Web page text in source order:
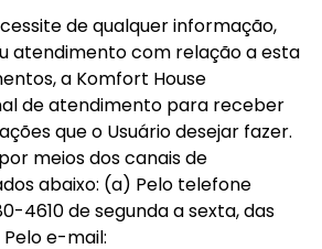
de qualquer informação,
atendimento com relação a esta
a Komfort House
de atendimento para receber
que o Usuário desejar fazer.
meios dos canais de
abaixo: (a) Pelo telefone
4610 de segunda a sexta, das